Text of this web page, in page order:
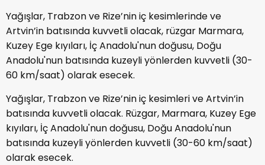
Yağışlar, Trabzon ve Rize’nin iç kesimlerinde ve
Artvin’in batısında kuvvetli olacak, rüzgar Marmara,
Kuzey Ege kıyıları, İç Anadolu'nun doğusu, Doğu
Anadolu'nun batısında kuzeyli yönlerden kuvvetli (30-
60 km/saat) olarak esecek.
Yağışlar, Trabzon ve Rize’nin iç kesimleri ve Artvin’in
batısında kuvvetli olacak. Rüzgar, Marmara, Kuzey Ege
kıyıları, İç Anadolu'nun doğusu, Doğu Anadolu'nun
batısında kuzeyli yönlerden kuvvetli (30-60 km/saat)
olarak esecek.